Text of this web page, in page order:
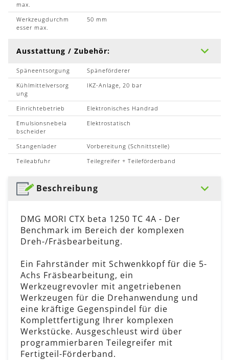
max.
Werkzeugdurchm
esser max.
50 mm
Ausstattung / Zubehör:
Späneentsorgung
Späneförderer
Kühlmittelversorg
ung
IKZ-Anlage, 20 bar
Einrichtebetrieb
Elektronisches Handrad
Emulsionsnebela
bscheider
Elektrostatisch
Stangenlader
Vorbereitung (Schnittstelle)
Teileabfuhr
Teilegreifer + Teileförderband
Beschreibung
DMG MORI CTX beta 1250 TC 4A - Der
Benchmark im Bereich der komplexen
Dreh-/Fräsbearbeitung.
Ein Fahrständer mit Schwenkkopf für die 5-
Achs Fräsbearbeitung, ein
Werkzeugrevovler mit angetriebenen
Werkzeugen für die Drehanwendung und
eine kräftige Gegenspindel für die
Komplettfertigung Ihrer komplexen
Werkstücke. Ausgeschleust wird über
programmierbaren Teilegreifer mit
Fertigteil-Förderband.